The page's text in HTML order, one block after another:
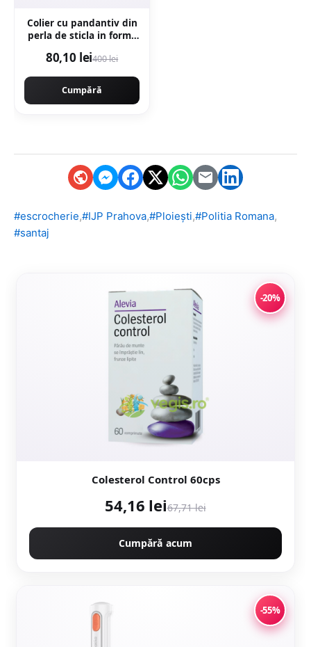
Colier cu pandantiv din
perla de sticla in forma
Alb/Argintiu
80,10 lei400 lei
Cumpără
#escrocherie,#IJP Prahova,#Ploiești,#Politia Romana,
#santaj
-20%
Colesterol Control 60cps
54,16 lei67,71 lei
Cumpără acum
-55%